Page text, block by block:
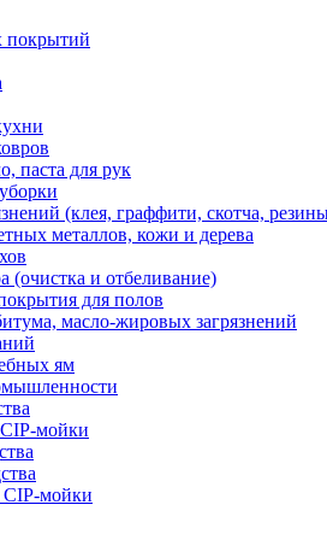
покрытий
паста для рук
(клея, граффити, скотча,
металлов, кожи и дерева
(очистка и отбеливание)
для полов
масло-жировых загрязнений
ям
мойки
CIP-мойки